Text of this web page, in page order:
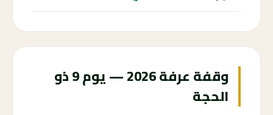
وقفة عرفة 2026 — يوم 9 ذو
الحجة